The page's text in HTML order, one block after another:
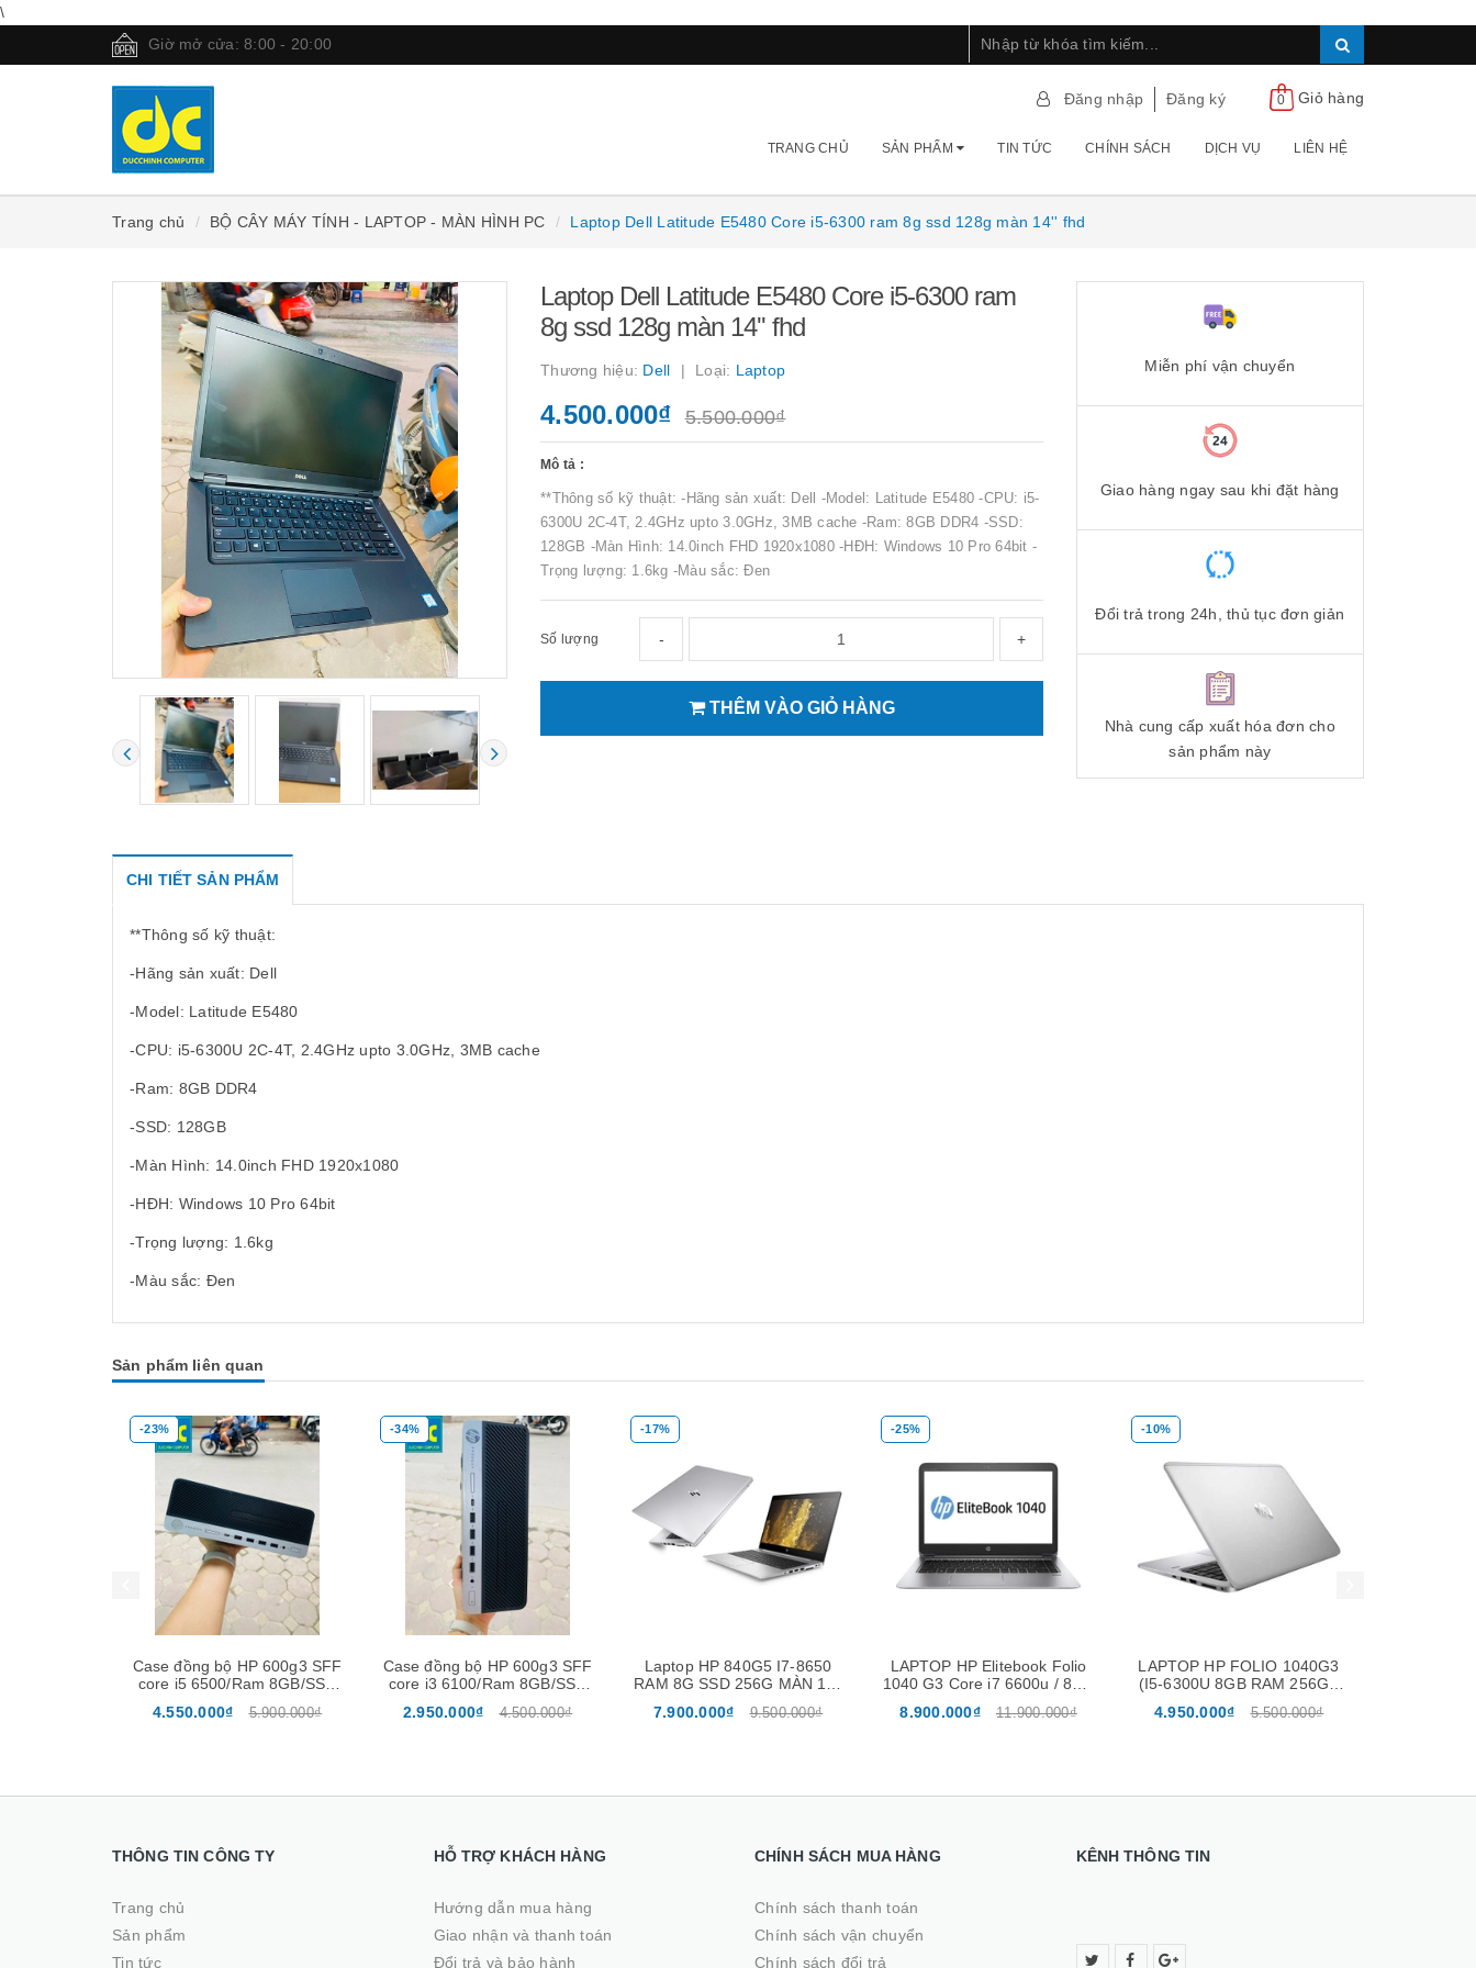
\
Giờ mở cửa: 8:00 - 20:00
Đăng nhập Đăng ký 0 Giỏ hàng
TRANG CHỦ SẢN PHẨM TIN TỨC CHÍNH SÁCH DỊCH VỤ LIÊN HỆ
Trang chủ BỘ CÂY MÁY TÍNH - LAPTOP - MÀN HÌNH PC Laptop Dell Latitude E5480 Core i5-6300 ram 8g ssd 128g màn 14'' fhd
Laptop Dell Latitude E5480 Core i5-6300 ram
8g ssd 128g màn 14'' fhd
Thương hiệu: Dell Loại: Laptop
4.500.000₫ 5.500.000₫
Mô tả :
**Thông số kỹ thuật: -Hãng sản xuất: Dell -Model: Latitude E5480 -CPU: i5-
6300U 2C-4T, 2.4GHz upto 3.0GHz, 3MB cache -Ram: 8GB DDR4 -SSD:
128GB -Màn Hình: 14.0inch FHD 1920x1080 -HĐH: Windows 10 Pro 64bit -
Trọng lượng: 1.6kg -Màu sắc: Đen
Số lượng - +
THÊM VÀO GIỎ HÀNG
Miễn phí vận chuyển
Giao hàng ngay sau khi đặt hàng
Đổi trả trong 24h, thủ tục đơn giản
Nhà cung cấp xuất hóa đơn cho
sản phẩm này
CHI TIẾT SẢN PHẨM
**Thông số kỹ thuật:
-Hãng sản xuất: Dell
-Model: Latitude E5480
-CPU: i5-6300U 2C-4T, 2.4GHz upto 3.0GHz, 3MB cache
-Ram: 8GB DDR4
-SSD: 128GB
-Màn Hình: 14.0inch FHD 1920x1080
-HĐH: Windows 10 Pro 64bit
-Trọng lượng: 1.6kg
-Màu sắc: Đen
Sản phẩm liên quan
-23%
Xem nhanh
Case đồng bộ HP 600g3 SFF
core i5 6500/Ram 8GB/SSD
4.550.000₫ 5.900.000₫
-34%
Case đồng bộ HP 600g3 SFF
core i3 6100/Ram 8GB/SSD
2.950.000₫ 4.500.000₫
-17%
Mua hàng Xem nhanh
Laptop HP 840G5 I7-8650
RAM 8G SSD 256G MÀN 14''
7.900.000₫ 9.500.000₫
-25%
Mua hàng
LAPTOP HP Elitebook Folio
1040 G3 Core i7 6600u / 8GB
8.900.000₫ 11.900.000₫
-10%
Mua hàng
LAPTOP HP FOLIO 1040G3
(I5-6300U 8GB RAM 256GB
4.950.000₫ 5.500.000₫
THÔNG TIN CÔNG TY
Trang chủ
Sản phẩm
Tin tức
HỖ TRỢ KHÁCH HÀNG
Hướng dẫn mua hàng
Giao nhận và thanh toán
Đổi trả và bảo hành
CHÍNH SÁCH MUA HÀNG
Chính sách thanh toán
Chính sách vận chuyển
Chính sách đổi trả
KÊNH THÔNG TIN